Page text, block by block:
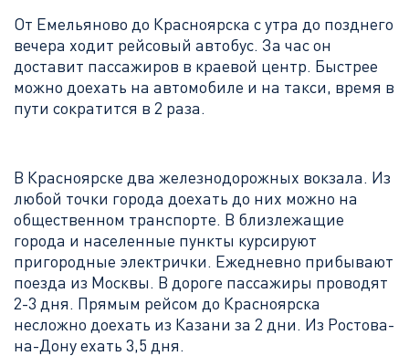
От Емельяново до Красноярска с утра до позднего
вечера ходит рейсовый автобус. За час он
доставит пассажиров в краевой центр. Быстрее
можно доехать на автомобиле и на такси, время в
пути сократится в 2 раза.
В Красноярске два железнодорожных вокзала. Из
любой точки города доехать до них можно на
общественном транспорте. В близлежащие
города и населенные пункты курсируют
пригородные электрички. Ежедневно прибывают
поезда из Москвы. В дороге пассажиры проводят
2-3 дня. Прямым рейсом до Красноярска
несложно доехать из Казани за 2 дни. Из Ростова-
на-Дону ехать 3,5 дня.